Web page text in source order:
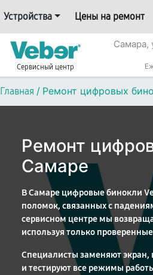
Устройства Цены на ремонт
Сервисный центр
Самара,
Главная / Ремонт цифровых
Ремонт
Самаре
В Самаре цифровые бинокли
поломок, связанных с
сервисном центре мы
используя только
Специалисты заменяют экран,
и тестируют все режимы